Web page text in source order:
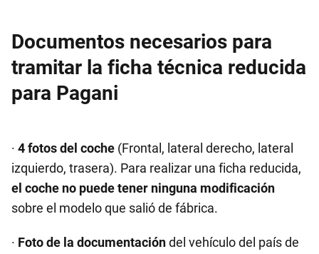
Documentos necesarios para
tramitar la ficha técnica reducida
para Pagani
· 4 fotos del coche (Frontal, lateral derecho, lateral
izquierdo, trasera). Para realizar una ficha reducida,
el coche no puede tener ninguna modificación
sobre el modelo que salió de fábrica.
· Foto de la documentacióndel vehículo del país de